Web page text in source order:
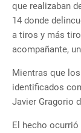
que realizaban
14 donde
a tiros y más
acompañante,
Mientras que
identificados
Javier Gragorio
El hecho